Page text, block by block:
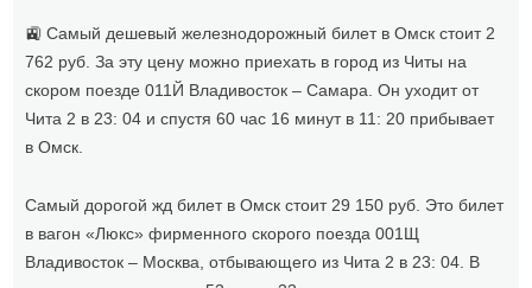
🚉 Самый дешевый железнодорожный билет в Омск стоит 2
762 руб. За эту цену можно приехать в город из Читы на
скором поезде 011Й Владивосток – Самара. Он уходит от
Чита 2 в 23: 04 и спустя 60 час 16 минут в 11: 20 прибывает
в Омск.
Самый дорогой жд билет в Омск стоит 29 150 руб. Это билет
в вагон «Люкс» фирменного скорого поезда 001Щ
Владивосток – Москва, отбывающего из Чита 2 в 23: 04. В